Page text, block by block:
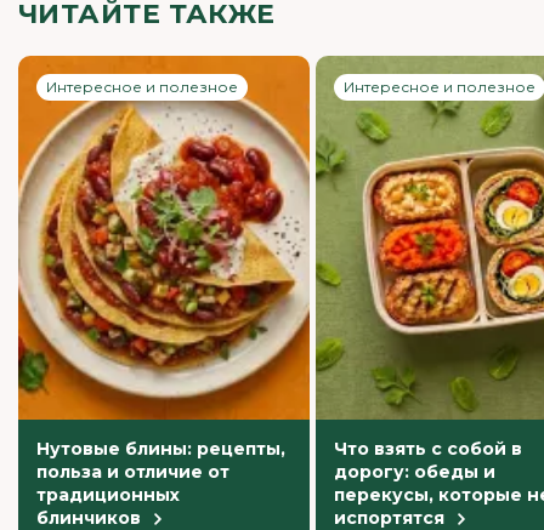
ЧИТАЙТЕ ТАКЖЕ
Интересное и полезное
Нутовые блины: рецепты,
польза и отличие от
традиционных
блинчиков
Интересное и полезное
Что взять с собой в
дорогу: обеды и
перекусы, которые
испортятся